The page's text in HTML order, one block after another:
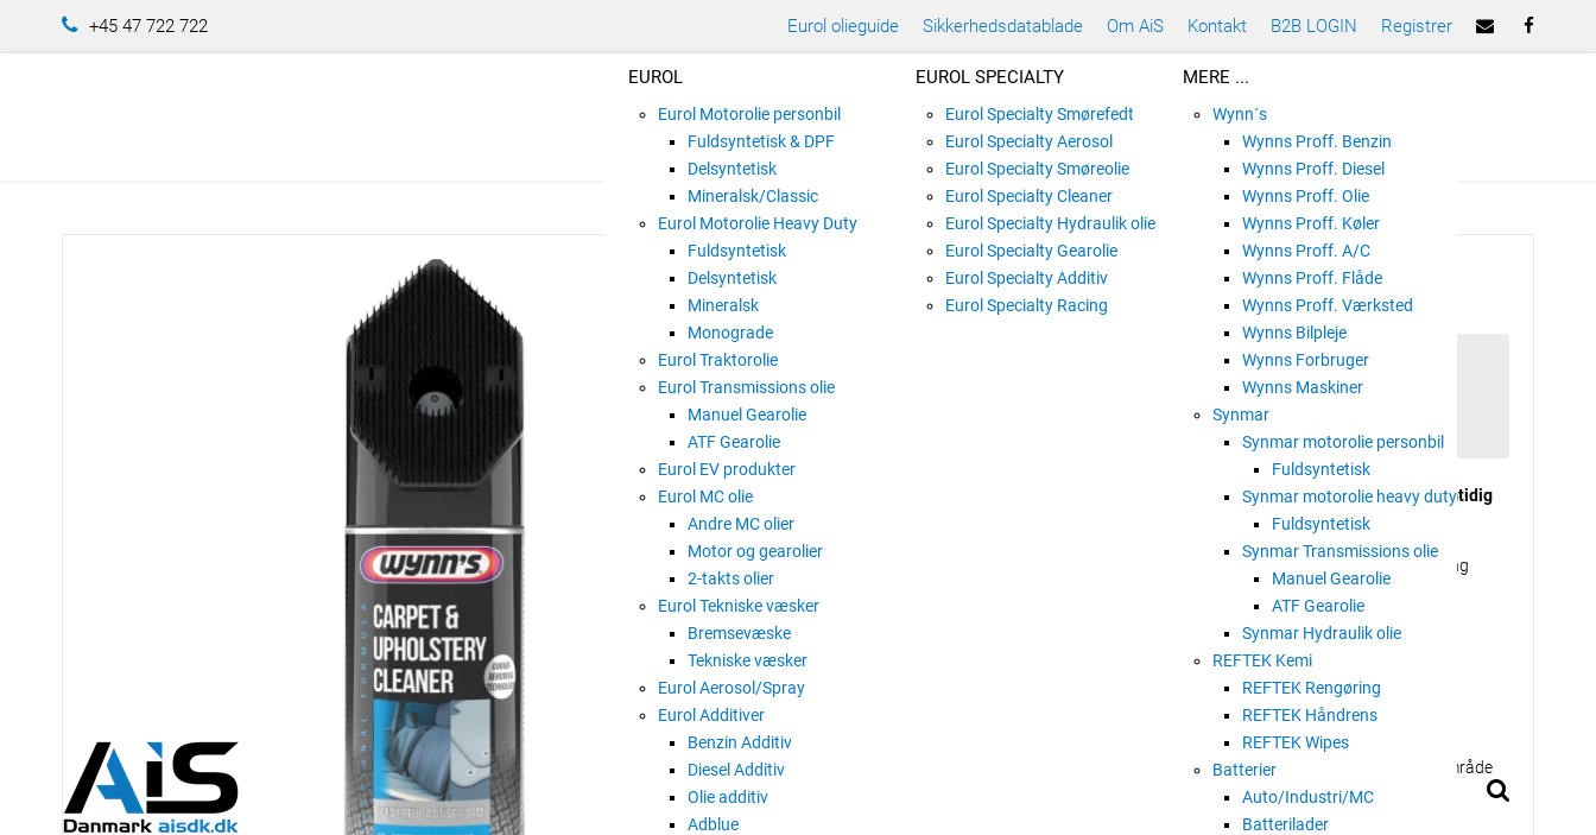
+45 47 722 722 Eurol olieguide Sikkerhedsdatablade Om AiS Kontakt B2B LOGIN Registrer
EUROL
Eurol Motorolie personbil
Fuldsyntetisk & DPF
Delsyntetisk
Mineralsk/Classic
Eurol Motorolie Heavy Duty
Fuldsyntetisk
Delsyntetisk
Mineralsk
Monograde
Eurol Traktorolie
Eurol Transmissions olie
Manuel Gearolie
ATF Gearolie
Eurol EV produkter
Eurol MC olie
Andre MC olier
Motor og gearolier
2-takts olier
Eurol Tekniske væsker
Bremsevæske
Tekniske væsker
Eurol Aerosol/Spray
Eurol Additiver
Benzin Additiv
Diesel Additiv
Olie additiv
Adblue
EUROL SPECIALTY
Eurol Specialty Smørefedt
Eurol Specialty Aerosol
Eurol Specialty Smøreolie
Eurol Specialty Cleaner
Eurol Specialty Hydraulik olie
Eurol Specialty Gearolie
Eurol Specialty Additiv
Eurol Specialty Racing
MERE ...
Wynn´s
Wynns Proff. Benzin
Wynns Proff. Diesel
Wynns Proff. Olie
Wynns Proff. Køler
Wynns Proff. A/C
Wynns Proff. Flåde
Wynns Proff. Værksted
Wynns Bilpleje
Wynns Forbruger
Wynns Maskiner
Synmar
Synmar motorolie personbil
Fuldsyntetisk
Synmar motorolie heavy duty
Fuldsyntetisk
Synmar Transmissions olie
Manuel Gearolie
ATF Gearolie
Synmar Hydraulik olie
REFTEK Kemi
REFTEK Rengøring
REFTEK Håndrens
REFTEK Wipes
Batterier
Auto/Industri/MC
Batterilader
WYNNS CARPET & UPHOLSTERY 400ML
W40603
Renser tæppe og polstring. Produktet er specielt udviklet til at rense bilens indre, samtidig
Specielt formuleret med lugtfjernende teknologi til at rense stoffer og eliminere en lang
Det aktive skum fjerner genstridige pletter, opfrisker trætte stoffer, trim og tæpper.
Specialbørste inkluderet, perfekt egnet til de materialer, der skal behandles.
INDLEDENDE FORSIGTIG: Test altid først ved at påføre lidt produkt i et lille begrænset område
for at sikre, at rengøringsmidlet og applikatoren er foreneligt med den overflade, der skal